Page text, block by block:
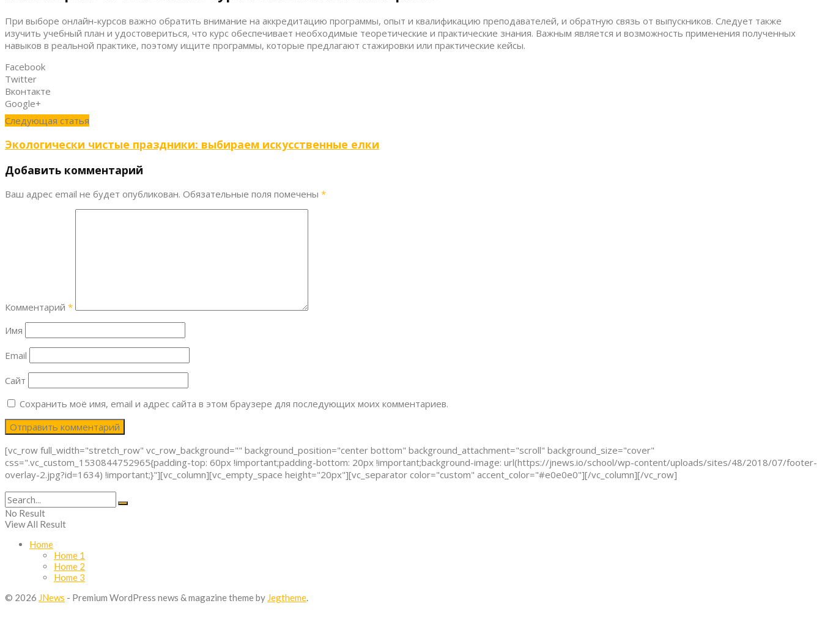
При выборе онлайн-курсов важно обратить внимание на аккредитацию программы, опыт и квалификацию преподавателей, и обратную связь от выпускников. Следует также
изучить учебный план и удостовериться, что курс обеспечивает необходимые теоретические и практические знания. Важным является и возможность применения полученных
навыков в реальной практике, поэтому ищите программы, которые предлагают стажировки или практические кейсы.
Facebook
Twitter
Вконтакте
Google+
Следующая статья
Экологически чистые праздники: выбираем искусственные елки
Добавить комментарий
Ваш адрес email не будет опубликован. Обязательные поля помечены *
Комментарий *
Имя
Email
Сайт
Сохранить моё имя, email и адрес сайта в этом браузере для последующих моих комментариев.
[vc_row full_width="stretch_row" vc_row_background="" background_position="center bottom" background_attachment="scroll" background_size="cover"
css=".vc_custom_1530844752965{padding-top: 60px !important;padding-bottom: 20px !important;background-image: url(https://jnews.io/school/wp-content/uploads/sites/48/2018/07/footer-
overlay-2.jpg?id=1634) !important;}"][vc_column][vc_empty_space height="20px"][vc_separator color="custom" accent_color="#e0e0e0"][/vc_column][/vc_row]
No Result
View All Result
Home
Home 1
Home 2
Home 3
© 2026 JNews - Premium WordPress news & magazine theme by Jegtheme.